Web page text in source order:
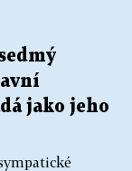
jako jeho